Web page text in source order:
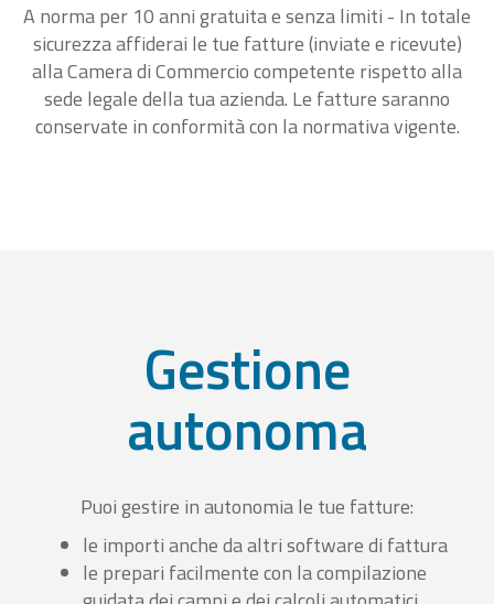
A norma per 10 anni gratuita e senza limiti - In totale
sicurezza affiderai le tue fatture (inviate e ricevute)
alla Camera di Commercio competente rispetto alla
sede legale della tua azienda. Le fatture saranno
conservate in conformità con la normativa vigente.
Gestione
autonoma
Puoi gestire in autonomia le tue fatture:
le importi anche da altri software di fattura
le prepari facilmente con la compilazione